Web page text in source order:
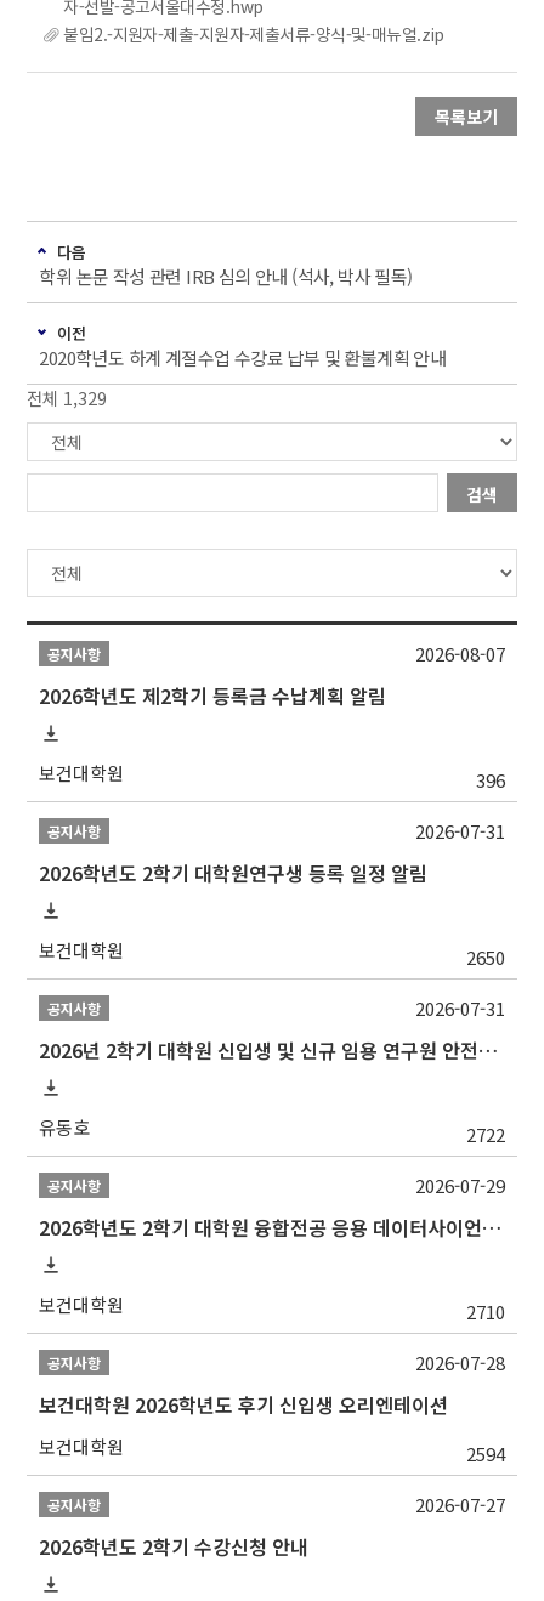
자-선발-공고서울대수정.hwp
붙임2.-지원자-제출-지원자-제출서류-양식-및-매뉴얼.zip
목록보기
다음
학위 논문 작성 관련 IRB 심의 안내 (석사, 박사 필독)
이전
2020학년도 하계 계절수업 수강료 납부 및 환불계획 안내
전체 1,329
검색
공지사항
2026학년도 제2학기 등록금 수납계획 알림
보건대학원 396
2026-08-07
공지사항
2026학년도 2학기 대학원연구생 등록 일정 알림
보건대학원 2650
2026-07-31
공지사항
2026년 2학기 대학원 신입생 및 신규 임용 연구원 안전환경교육(신규교육) 실시 안내
유동호 2722
2026-07-31
공지사항
2026학년도 2학기 대학원 융합전공 응용 데이터사이언스 선발 계획 알림
보건대학원 2710
2026-07-29
공지사항
보건대학원 2026학년도 후기 신입생 오리엔테이션
보건대학원 2594
2026-07-28
공지사항
2026학년도 2학기 수강신청 안내
2026-07-27